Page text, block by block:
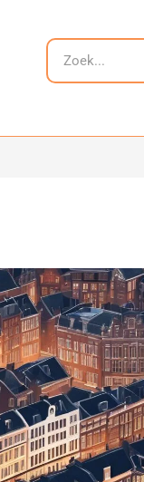
Zoeken